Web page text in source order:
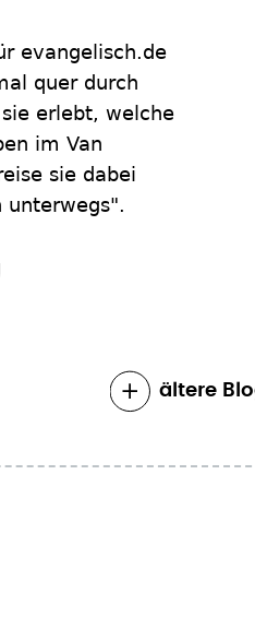
evangelisch.de
quer durch
erlebt, welche
im Van
sie dabei
unterwegs".
ältere